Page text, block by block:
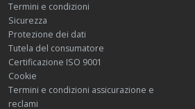
Termini e condizioni
Sicurezza
Protezione dei dati
Tutela del consumatore
Certificazione ISO 9001
Cookie
Termini e condizioni assicurazione e
reclami